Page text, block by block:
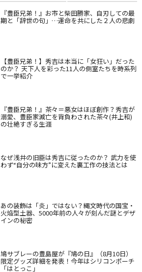
『豊臣兄弟！』お市と柴田勝家、自刃しての最
期と「辞世の句」…運命を共にした２人の悲劇
【豊臣兄弟！】秀吉は本当に「女狂い」だった
のか？ 天下人を彩った11人の側室たちを時系列
で一挙紹介
『豊臣兄弟！』茶々＝悪女はほぼ創作？秀吉が
溺愛、豊臣家滅亡を背負わされた茶々(井上和)
の壮絶すぎる生涯
なぜ浅井の旧臣は秀吉に従ったのか？ 武力を使
わず“自分の味方”に変えた裏工作の技法とは
あの装飾は「炎」ではない？縄文時代の国宝・
火焔型土器、5000年前の人々が刻んだ謎とデザ
インの秘密
鳩サブレーの豊島屋が『鳩の日』（8月10日）
限定グッズ詳細を発表！今年はシリコンポーチ
「はとっこ」